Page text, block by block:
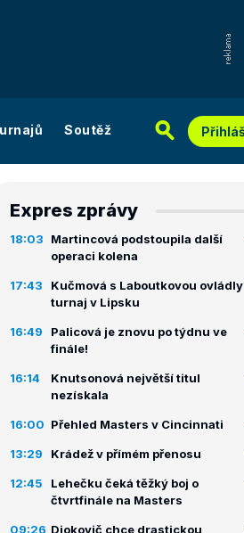
Soutěž
Expres zprávy
18:03
Martincová podstoupila další
operaci kolena
17:43
Kučmová s Laboutkovou ovládly
turnaj v Lipsku
16:49
Palicová je znovu po týdnu ve
finále!
16:14
Knutsonová největší titul
nezískala
16:00 Přehled Masters v Cincinnati
13:29 Krádež v přímém přenosu
12:45
Lehečku čeká těžký boj o
čtvrtfinále na Masters
09:26 Djokovič chce drastickou